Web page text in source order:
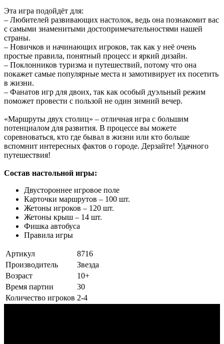
Эта игра подойдёт для:
– Любителей развивающих настолок, ведь она познакомит вас
с самыми знаменитыми достопримечательностями нашей
страны.
– Новичков и начинающих игроков, так как у неё очень
простые правила, понятный процесс и яркий дизайн.
– Поклонников туризма и путешествий, потому что она
покажет самые популярные места и замотивирует их посетить
в жизни.
– Фанатов игр для двоих, так как особый дуэльный режим
поможет провести с пользой не один зимний вечер.
«Маршруты двух столиц» – отличная игра с большим
потенциалом для развития. В процессе вы можете
соревноваться, кто где бывал в жизни или кто больше
вспомнит интересных фактов о городе. Дерзайте! Удачного
путешествия!
Состав настольной игры:
Двустороннее игровое поле
Карточки маршрутов – 100 шт.
Жетоны игроков – 120 шт.
Жетоны крыш – 14 шт.
Фишка автобуса
Правила игры
Артикул
8716
Производитель
Звезда
Возраст
10+
Время партии
30
Количество игроков 2-4